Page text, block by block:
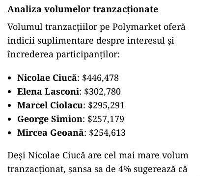
Analiza volumelor tranzacționate
Volumul tranzacțiilor pe Polymarket oferă
indicii suplimentare despre interesul și
încrederea participanților:
Nicolae Ciucă: $446,478
Elena Lasconi: $302,780
Marcel Ciolacu: $295,291
George Simion: $257,179
Mircea Geoană: $254,613
Deși Nicolae Ciucă are cel mai mare volum
tranzacționat, șansa sa de 4% sugerează că